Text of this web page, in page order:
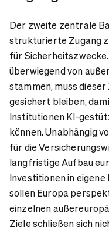
Der zweite zentrale
strukturierte Zugang
für
überwiegend von
stammen, muss
gesichert bleiben,
Institutionen KI-
können. Unabhängig
für die
langfristige Aufbau
Investitionen in
sollen Europa
einzelnen
Ziele schließen sich